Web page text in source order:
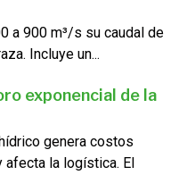
a 900 m³/s su caudal de
Incluye un...
exponencial de la
genera costos
la logística. El